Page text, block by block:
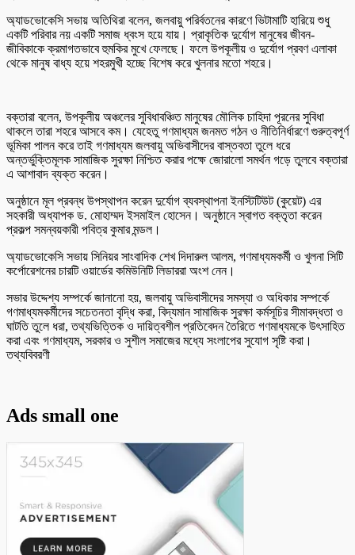
অ্যাডভোকেসি সভায় অতিথিরা বলেন, জলবায়ু পরির্বতনের কারণে ভিটামাটি হারিয়ে শুধু
একটি পরিবার নয় একটি সমাজ ধ্বংস হয়ে যায়। প্রাকৃতিক দুর্যোগ মানুষের জীবন-
জীবিকাকে ক্রমাগতভাবে হুমকির মুখে ফেলছে। ফলে উপকূলীয় ও দুর্যোগ প্রবণ এলাকা
থেকে মানুষ বাধ্য হয়ে শহরমুখী হচ্ছে বিশেষ করে খুলনার মতো শহরে।
বক্তারা বলেন, উপকূলীয় অঞ্চলের সুবিধাবঞ্চিত মানুষের মৌলিক চাহিদা পূরনের সুবিধা
থাকলে তারা শহরে আসবে কম। যেহেতু গণমাধ্যম জনমত গঠন ও নীতিনির্ধারণে গুরুত্বপূর্ণ
ভূমিকা পালন করে তাই গণমাধ্যম জলবায়ু অভিবাসীদের বাস্তবতা তুলে ধরে
অন্তর্ভুক্তিমূলক সামাজিক সুরক্ষা নিশ্চিত করার পক্ষে জোরালো সমর্থন গড়ে তুলবে বক্তারা
এ আশাবাদ ব্যক্ত করেন।
অনুষ্ঠানে মূল প্রবন্ধ উপস্থাপন করেন দুর্যোগ ব্যবস্থাপনা ইনস্টিটিউট (কুয়েট) এর
সহকারী অধ্যাপক ড. মোহাম্মদ ইসমাইল হোসেন। অনুষ্ঠানে স্বাগত বক্তৃতা করেন
প্রকল্প সমন্বয়কারী পবিত্র কুমার মন্ডল।
অ্যাডভোকেসি সভায় সিনিয়র সাংবাদিক শেখ দিদারুল আলম, গণমাধ্যমকর্মী ও খুলনা সিটি
কর্পোরেশনের চারটি ওয়ার্ডের কমিউনিটি লিডাররা অংশ নেন।
সভার উদ্দেশ্য সম্পর্কে জানানো হয়, জলবায়ু অভিবাসীদের সমস্যা ও অধিকার সম্পর্কে
গণমাধ্যমকর্মীদের সচেতনতা বৃদ্ধি করা, বিদ্যমান সামাজিক সুরক্ষা কর্মসূচির সীমাবদ্ধতা ও
ঘাটতি তুলে ধরা, তথ্যভিত্তিক ও দায়িত্বশীল প্রতিবেদন তৈরিতে গণমাধ্যমকে উৎসাহিত
করা এবং গণমাধ্যম, সরকার ও সুশীল সমাজের মধ্যে সংলাপের সুযোগ সৃষ্টি করা।
তথ্যবিবরণী
Ads small one